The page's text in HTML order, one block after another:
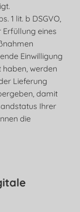
1 lit. b DSGVO,
eines
Einwilligung
haben, werden
Lieferung
damit
Ihrer
die